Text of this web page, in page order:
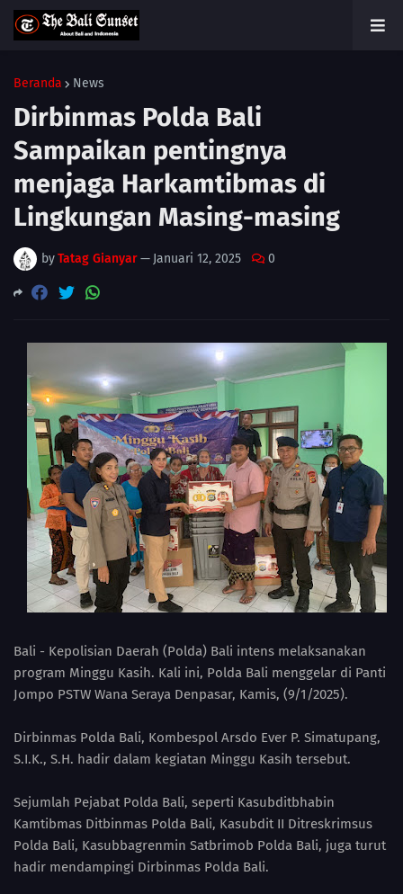
Beranda News
Dirbinmas Polda Bali
Sampaikan pentingnya
menjaga Harkamtibmas di
Lingkungan Masing-masing
byTatag Gianyar— Januari 12, 2025 0
Bali - Kepolisian Daerah (Polda) Bali intens melaksanakan
program Minggu Kasih. Kali ini, Polda Bali menggelar di Panti
Jompo PSTW Wana Seraya Denpasar, Kamis, (9/1/2025).
Dirbinmas Polda Bali, Kombespol Arsdo Ever P. Simatupang,
S.I.K., S.H. hadir dalam kegiatan Minggu Kasih tersebut.
Sejumlah Pejabat Polda Bali, seperti Kasubditbhabin
Kamtibmas Ditbinmas Polda Bali, Kasubdit II Ditreskrimsus
Polda Bali, Kasubbagrenmin Satbrimob Polda Bali, juga turut
hadir mendampingi Dirbinmas Polda Bali.